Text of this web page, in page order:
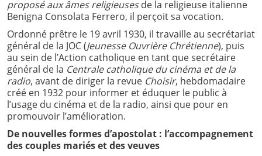
proposé aux âmes religieusesde la religieuse italienne
Benigna Consolata Ferrero, il perçoit sa vocation.
Ordonné prêtre le 19 avril 1930, il travaille au secrétariat
général de la JOC (Jeunesse Ouvrière Chrétienne), puis
au sein de l’Action catholique en tant que secrétaire
général de la Centrale catholique du cinéma et de la
radio, avant de diriger la revue Choisir, hebdomadaire
créé en 1932 pour informer et éduquer le public à
l’usage du cinéma et de la radio, ainsi que pour en
promouvoir l’amélioration.
De nouvelles formes d’apostolat : l’accompagnement
des couples mariés et des veuves